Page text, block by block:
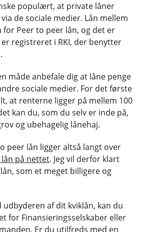
populært, at private låner
de sociale medier. Lån mellem
for Peer to peer lån, og det er
registreret i RKI, der benytter
måde anbefale dig at låne penge
sociale medier. For det første
at renterne ligger på mellem 100
kan du, som du selv er inde på,
og ubehagelig lånehaj.
peer lån ligger altså langt over
lån på nettet. Jeg vil derfor klart
som et meget billigere og
af dit kviklån, kan du
for Finansieringsselskaber eller
Er du utilfreds med en